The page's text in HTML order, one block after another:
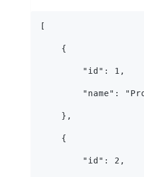
[
    {
        "id": 1,
"name":
    },
    {
        "id": 2,